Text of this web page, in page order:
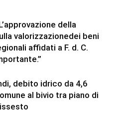
della
valorizzazionedei beni
affidati a F. d. C.
debito idrico da 4,6
al bivio tra piano di